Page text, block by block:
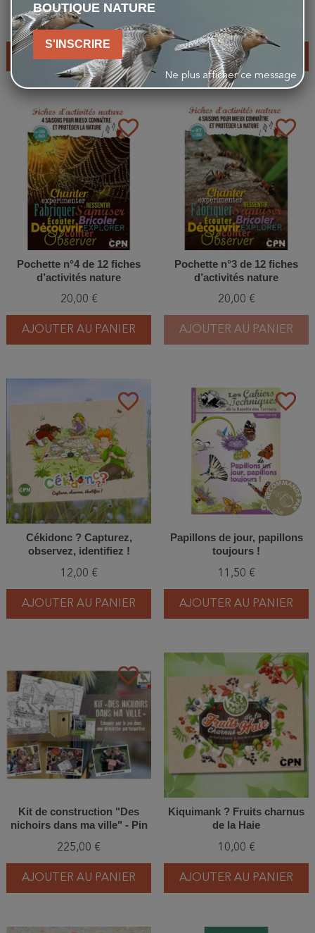
dans la mare !
14,00 €
AJOUTER AU PANIER
20,00 €
AJOUTER AU PANIER
favorite_border
Pochette n°4 de 12 fiches
d’activités nature
20,00 €
AJOUTER AU PANIER
favorite_border
Pochette n°3 de 12 fiches
d’activités nature
20,00 €
AJOUTER AU PANIER
favorite_border
Cékidonc ? Capturez,
observez, identifiez !
12,00 €
AJOUTER AU PANIER
favorite_border
Papillons de jour, papillons
toujours !
11,50 €
AJOUTER AU PANIER
favorite_border
Kit de construction "Des
nichoirs dans ma ville" - Pin
225,00 €
AJOUTER AU PANIER
favorite_border
Kiquimank ? Fruits charnus
de la Haie
10,00 €
AJOUTER AU PANIER
BOUTIQUE NATURE
S'INSCRIRE
Ne plus afficher ce message